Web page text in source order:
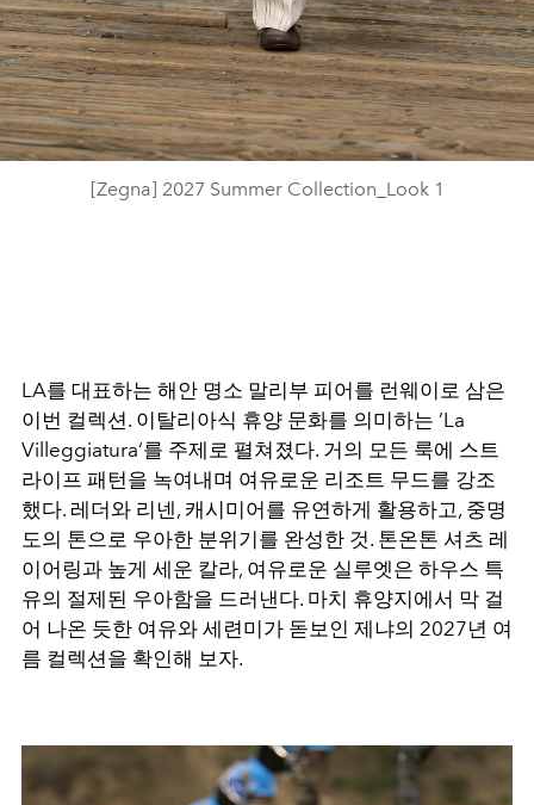
[Zegna] 2027 Summer Collection_Look 1
LA를 대표하는 해안 명소 말리부 피어를 런웨이로 삼은
이번 컬렉션. 이탈리아식 휴양 문화를 의미하는 ’La
Villeggiatura‘를 주제로 펼쳐졌다. 거의 모든 룩에 스트
라이프 패턴을 녹여내며 여유로운 리조트 무드를 강조
했다. 레더와 리넨, 캐시미어를 유연하게 활용하고, 중명
도의 톤으로 우아한 분위기를 완성한 것. 톤온톤 셔츠 레
이어링과 높게 세운 칼라, 여유로운 실루엣은 하우스 특
유의 절제된 우아함을 드러낸다. 마치 휴양지에서 막 걸
어 나온 듯한 여유와 세련미가 돋보인 제냐의 2027년 여
름 컬렉션을 확인해 보자.